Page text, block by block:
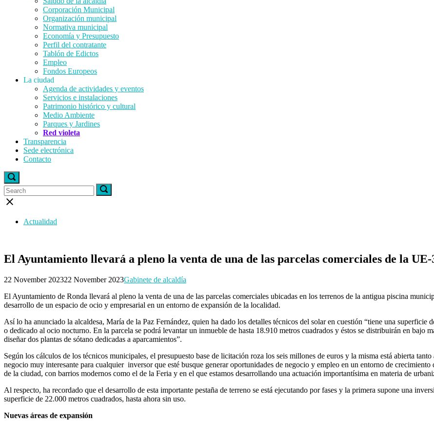
Corporación Municipal
Organización municipal
Normativa municipal
Economía y Presupuesto
Perfil del contratante
Tablón de Edictos
Empleo
Fondos Europeos
La ciudad
Agenda de actividades y eventos
Servicios e instalaciones
Patrimonio histórico y cultural
Medio Ambiente
Parques y Jardines
Red violeta
Transparencia
Sede electrónica
Contacto
Open
search
bar
Search
for:
Search
for:
Search
Close
Actualidad
El Ayuntamiento llevará a pleno la venta de una de las parcelas comerciales de la UE-
22 November 202322 November 2023Gabinete de alcaldía
El Ayuntamiento de Ronda llevará al pleno la venta de una de las parcelas comerciales ubicadas en los terrenos de la antigua piscina
desarrollo de un espacio de ocio y empresarial en un entorno de expansión de la localidad.
Así lo ha anunciado la alcaldesa, María de la Paz Fernández, quien ha dado los detalles técnicos del solar en cuestión “tiene una superficie
o dedicado al ocio nocturno. En la parcela se podrá levantar un inmueble de hasta 18.910 metros cuadrados y éstos se distribuirán en bajo
diseñar dos plantas de sótano dedicadas a aparcamientos”.
Según los cálculos de los técnicos municipales, el presupuesto base de licitación roza los seis millones de euros y la misma está abierta
negocio muy interesante para cualquier inversor que esté busque generar oportunidades de negocio y empleo en un entorno de
de la ciudad, con barrios modernos como el de la Feria y en el que estamos desarrollando una actuación importantísima en materia de
Al respecto, ha recordado que el desarrollo de esta importante pestaña de terreno se está ejecutando por fases y la primera supone una
superficie de 22.000 metros cuadrados, hasta ahora sin uso.
Nuevas áreas de expansión